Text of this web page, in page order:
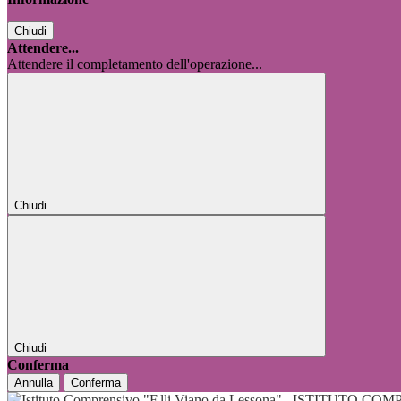
Chiudi
Attendere...
Attendere il completamento dell'operazione...
Chiudi
Chiudi
Conferma
Annulla Conferma